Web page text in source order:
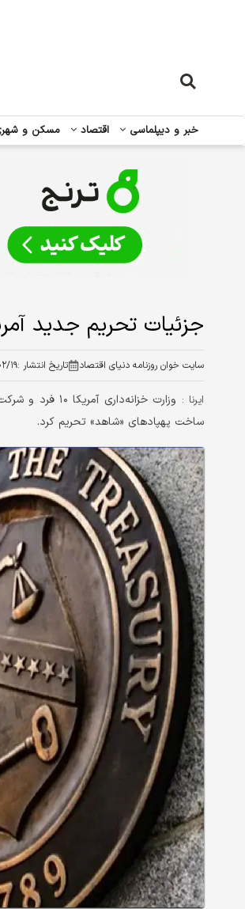
خبر و دیپلماسی اقتصاد مسکن و
جزئیات تحریم جدید
سایت خوان روزنامه دنیای اقتصاد تاریخ انتشار :۱۴۰۵/
ایرنا :
وزارت
ساخت پهپادهای «شاهد» تحریم کرد.